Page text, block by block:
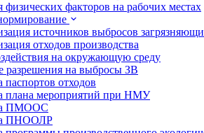
физических факторов на рабочих местах
источников выбросов
отходов производства
на окружающую среду
разрешения на выбросы ЗВ
паспортов отходов
плана мероприятий при НМУ
ПМООС
ПНООЛР